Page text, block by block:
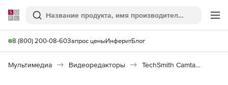
Softline
Поиск
8 (800) 200-08-60Запрос ценыИнферитБлог
Мультимедиа Видеоредакторы TechSmith Camtasia Studio